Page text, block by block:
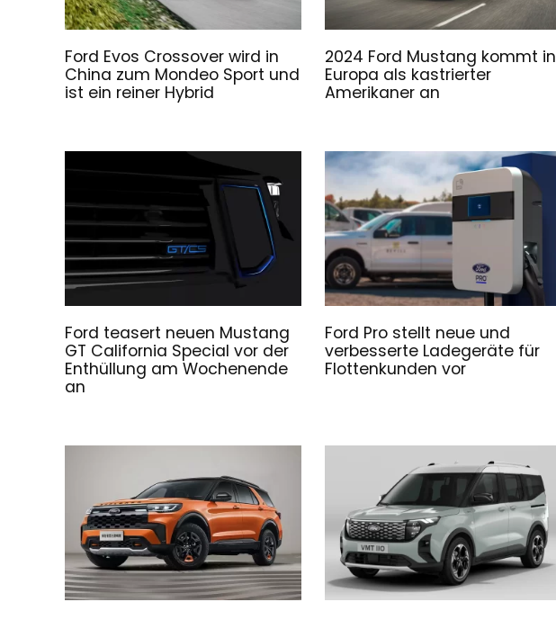
Ford Evos Crossover wird in
China zum Mondeo Sport und
ist ein reiner Hybrid
2024 Ford Mustang kommt in
Europa als kastrierter
Amerikaner an
Ford teasert neuen Mustang
GT California Special vor der
Enthüllung am Wochenende
an
Ford Pro stellt neue und
verbesserte Ladegeräte für
Flottenkunden vor